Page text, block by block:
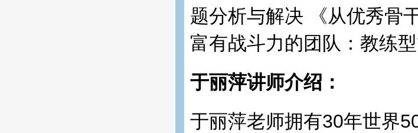
题分析与解决 《从优秀骨
富有战斗力的团队：教练
于丽萍讲师介绍：
于丽萍老师拥有30年世界